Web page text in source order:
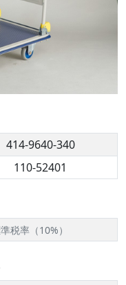
414-9640-340
110-52401
税率（10%）